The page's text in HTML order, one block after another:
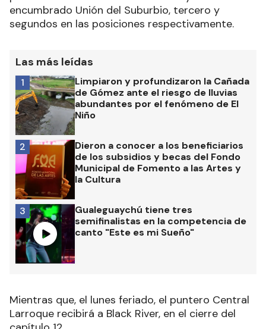
encumbrado Unión del Suburbio, tercero y
segundos en las posiciones respectivamente.
Las más leídas
Limpiaron y profundizaron la Cañada
de Gómez ante el riesgo de lluvias
abundantes por el fenómeno de El
Niño
1
Dieron a conocer a los beneficiarios
de los subsidios y becas del Fondo
Municipal de Fomento a las Artes y
la Cultura
2
Gualeguaychú tiene tres
semifinalistas en la competencia de
canto "Este es mi Sueño"
3
Mientras que, el lunes feriado, el puntero Central
Larroque recibirá a Black River, en el cierre del